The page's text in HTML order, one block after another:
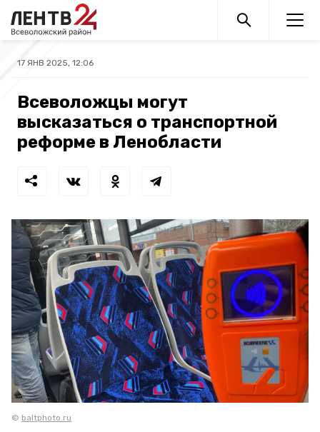
17 ЯНВ 2025, 12:06
Всеволожцы могут
высказаться о транспортной
реформе в Ленобласти
© baltphoto.ru